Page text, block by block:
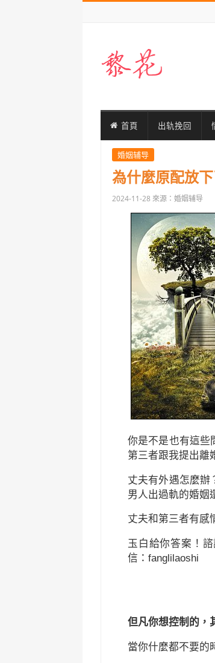
首頁 出轨挽回
婚姻辅导
為什麼原配放
2024-11-28 來源：婚姻辅导
你是不是也有這些
第三者跟我提出離
丈夫有外遇怎麼辦
男人出過軌的婚姻
丈夫和第三者有感
玉白給你答案！諮
信：fanglilaoshi
但凡你想控制的，
當你什麼都不要的